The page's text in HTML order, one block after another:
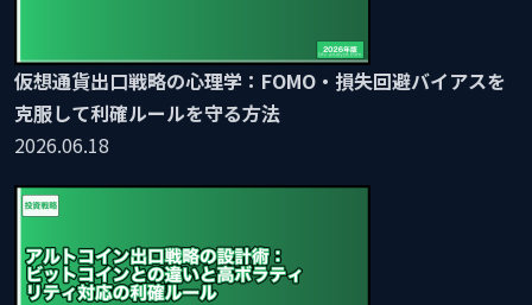
仮想通貨出口戦略の心理学：FOMO・損失回避バイアスを
克服して利確ルールを守る方法
2026.06.18